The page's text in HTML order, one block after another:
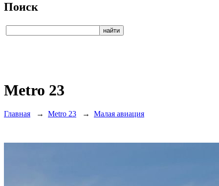
Поиск
Metro 23
Главная → Metro 23 → Малая авиация